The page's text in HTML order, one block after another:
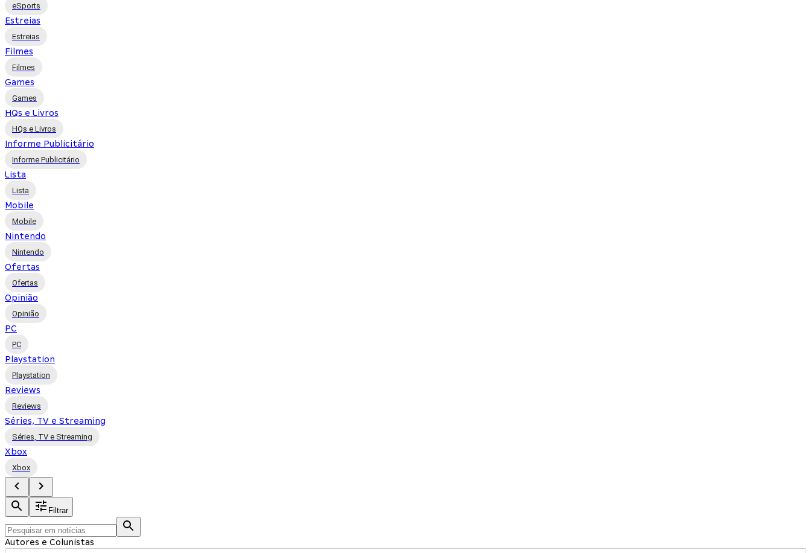
eSports
Estreias
Estreias
Filmes
Filmes
Games
Games
HQs e Livros
HQs e Livros
Informe Publicitário
Informe Publicitário
Lista
Lista
Mobile
Mobile
Nintendo
Nintendo
Ofertas
Ofertas
Opinião
Opinião
PC
PC
Playstation
Playstation
Reviews
Reviews
Séries, TV e Streaming
Séries, TV e Streaming
Xbox
Xbox
Filtrar
Autores e Colunistas